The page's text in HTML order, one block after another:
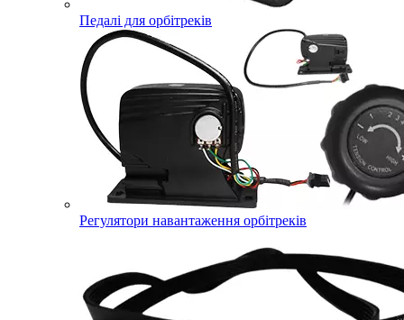
Педалі для орбітреків
Регулятори навантаження орбітреків